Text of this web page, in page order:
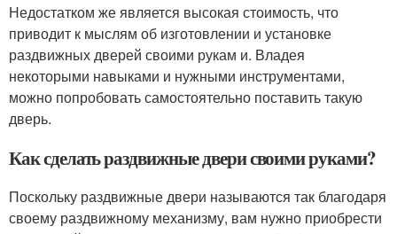
Недостатком же является высокая стоимость, что
приводит к мыслям об изготовлении и установке
раздвижных дверей своими рукам и. Владея
некоторыми навыками и нужными инструментами,
можно попробовать самостоятельно поставить такую
дверь.
Как сделать раздвижные двери своими руками?
Поскольку раздвижные двери называются так благодаря
своему раздвижному механизму, вам нужно приобрести